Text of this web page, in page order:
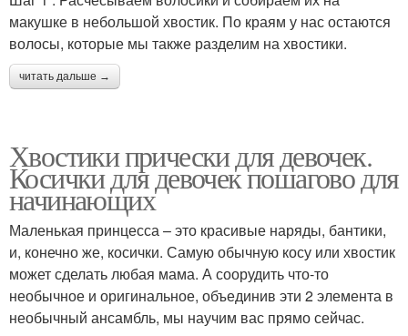
макушке в небольшой хвостик. По краям у нас остаются
волосы, которые мы также разделим на хвостики.
читать дальше →
Хвостики прически для девочек.
Косички для девочек пошагово для
начинающих
Маленькая принцесса – это красивые наряды, бантики,
и, конечно же, косички. Самую обычную косу или хвостик
может сделать любая мама. А соорудить что-то
необычное и оригинальное, объединив эти 2 элемента в
необычный ансамбль, мы научим вас прямо сейчас.